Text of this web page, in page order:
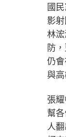
國
影
林
防
仍
與
張
幫
人